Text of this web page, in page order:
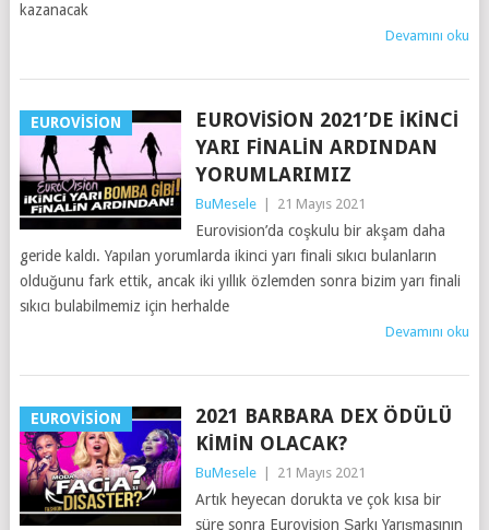
kazanacak
Devamını oku
EUROVISION
EUROVISION 2021’DE İKINCI
YARI FINALIN ARDINDAN
YORUMLARIMIZ
BuMesele 21 Mayıs 2021
Eurovision’da coşkulu bir akşam daha
geride kaldı. Yapılan yorumlarda ikinci yarı finali sıkıcı bulanların
olduğunu fark ettik, ancak iki yıllık özlemden sonra bizim yarı finali
sıkıcı bulabilmemiz için herhalde
Devamını oku
EUROVISION
2021 BARBARA DEX ÖDÜLÜ
KIMIN OLACAK?
BuMesele 21 Mayıs 2021
Artık heyecan dorukta ve çok kısa bir
süre sonra Eurovision Şarkı Yarışmasının